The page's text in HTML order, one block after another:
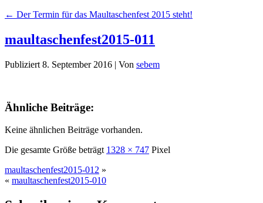
← Der Termin für das Maultaschenfest 2015 steht!
maultaschenfest2015-011
Publiziert 8. September 2016 | Von sebem
Ähnliche Beiträge:
Keine ähnlichen Beiträge vorhanden.
Die gesamte Größe beträgt 1328 × 747 Pixel
maultaschenfest2015-012 »
« maultaschenfest2015-010